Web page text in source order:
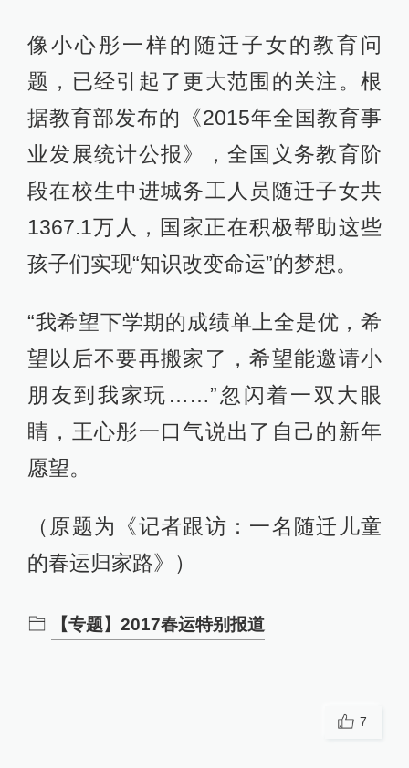
像小心彤一样的随迁子女的教育问
题，已经引起了更大范围的关注。根
据教育部发布的《2015年全国教育事
业发展统计公报》，全国义务教育阶
段在校生中进城务工人员随迁子女共
1367.1万人，国家正在积极帮助这些
孩子们实现“知识改变命运”的梦想。
“我希望下学期的成绩单上全是优，希
望以后不要再搬家了，希望能邀请小
朋友到我家玩……”忽闪着一双大眼
睛，王心彤一口气说出了自己的新年
愿望。
（原题为《记者跟访：一名随迁儿童
的春运归家路》）
【专题】2017春运特别报道
7